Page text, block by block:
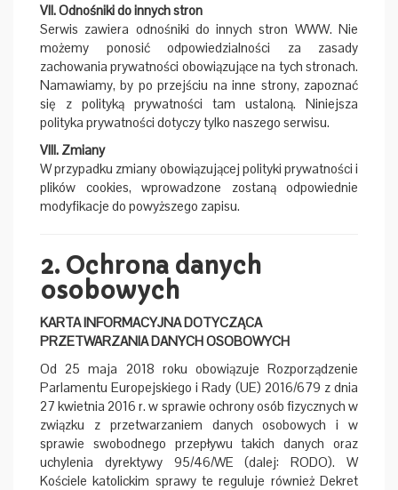
VII. Odnośniki do innych stron
Serwis zawiera odnośniki do innych stron WWW. Nie
możemy ponosić odpowiedzialności za zasady
zachowania prywatności obowiązujące na tych stronach.
Namawiamy, by po przejściu na inne strony, zapoznać
się z polityką prywatności tam ustaloną. Niniejsza
polityka prywatności dotyczy tylko naszego serwisu.
VIII. Zmiany
W przypadku zmiany obowiązującej polityki prywatności i
plików cookies, wprowadzone zostaną odpowiednie
modyfikacje do powyższego zapisu.
2. Ochrona danych
osobowych
KARTA INFORMACYJNA DOTYCZĄCA
PRZETWARZANIA DANYCH OSOBOWYCH
Od 25 maja 2018 roku obowiązuje Rozporządzenie
Parlamentu Europejskiego i Rady (UE) 2016/679 z dnia
27 kwietnia 2016 r. w sprawie ochrony osób fizycznych w
związku z przetwarzaniem danych osobowych i w
sprawie swobodnego przepływu takich danych oraz
uchylenia dyrektywy 95/46/WE (dalej: RODO). W
Kościele katolickim sprawy te reguluje również Dekret